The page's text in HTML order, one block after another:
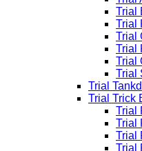
Trial
Trial
Trial
Trial
Trial
Trial
Trial
Trial Trick
Trial
Trial
Trial
Trial